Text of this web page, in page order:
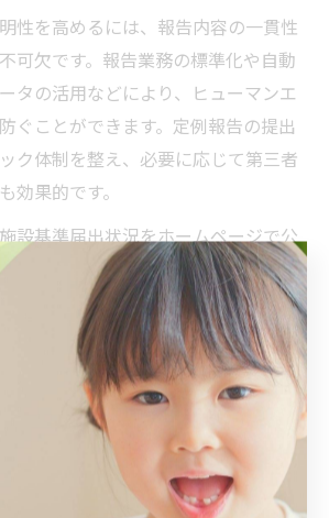
性を高めるには、報告内容の一貫性
可欠です。報告業務の標準化や自動
タの活用などにより、ヒューマンエ
ぐことができます。定例報告の提出
ク体制を整え、必要に応じて第三者
効果的です。
設基準届出状況をホームページで公
や関係機関に対して透明性を示すこ
から「どのような基準で運営されて
心できる」といった声も寄せられてお
向上のポイントの一つです。
管理やプライバシー保護には十分な
報公開の範囲や方法を明確にし、ス
ールを共有することがトラブル防止